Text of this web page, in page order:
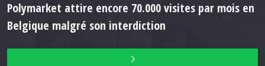
Polymarket attire encore 70.000 visites par mois en
Belgique malgré son interdiction